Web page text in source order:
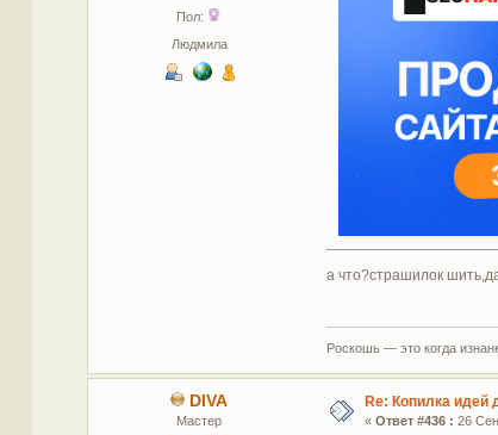
Пол:
Людмила
а что?страшилок
Роскошь — это когда
DIVA
Мастер
Re: Копилка идей
« Ответ #436 : 26